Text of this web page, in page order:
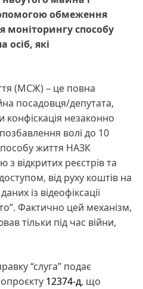
обмеження
моніторингу способу
осіб, які
(МСЖ) – це повна
посадовця/депутата,
конфіскація незаконно
волі до 10
життя НАЗК
відкритих реєстрів та
від руху коштів на
із відеофіксації
Фактично цей механізм,
тільки під час війни,
“слуга” подає
12374-д, що